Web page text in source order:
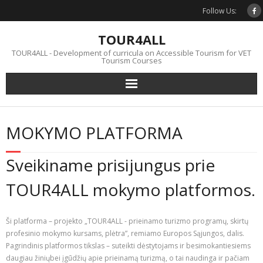
Follow Us:
TOUR4ALL
TOUR4ALL - Development of curricula on Accessible Tourism for VET
Tourism Courses
MOKYMO PLATFORMA
Sveikiname prisijungus prie
TOUR4ALL mokymo platformos.
Ši platforma – projekto „TOUR4ALL - prieinamo turizmo programų, skirtų
profesinio mokymo kursams, plėtra”, remiamo Europos Sąjungos, dalis.
Pagrindinis platformos tikslas – suteikti dėstytojams ir besimokantiesiems
daugiau žiniųbei įgūdžių apie prieinamą turizmą, o tai naudinga ir pačiam